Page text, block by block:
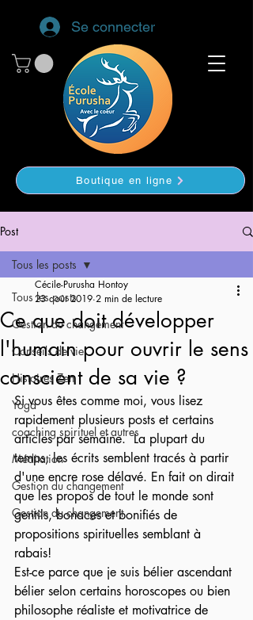
Se connecter
Boutique en ligne
Post
Tous les posts
Gestion du changement
Conseils de vie
Histoires Zen
Yoga
coaching spirituel et autres
Méditation
Gestion du changement
Gestion du changement
Tous les posts
Ce que doit développer
l'humain pour ouvrir le sens
conscient de sa vie ?
Cécile-Purusha Hontoy
23 août 2019 2 min de lecture
Si vous êtes comme moi, vous lisez
rapidement plusieurs posts et certains
articles par semaine.  La plupart du
temps, les écrits semblent tracés à partir
d'une encre rose délavé. En fait on dirait
que les propos de tout le monde sont
gentils, bonaces et bonifiés de
propositions spirituelles semblant à
rabais!
Est-ce parce que je suis bélier ascendant
bélier selon certains horoscopes ou bien
philosophe réaliste et motivatrice de